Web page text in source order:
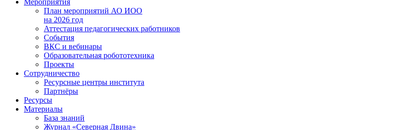
Мероприятия
План мероприятий АО ИОО
на 2026 год
Аттестация педагогических работников
События
ВКС и вебинары
Образовательная робототехника
Проекты
Сотрудничество
Ресурсные центры института
Партнёры
Ресурсы
Материалы
База знаний
Журнал «Северная Двина»